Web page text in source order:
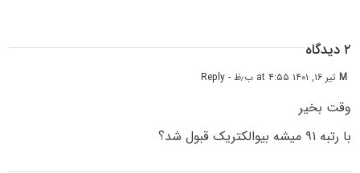
۲ دیدگاه
Mتیر ۱۶, ۱۴۰۱ at ۴:۵۵ ب٫ظ - Reply
وقت بخیر
با رتبه ۹۱ میشه بیوالکتریک قبول شد؟